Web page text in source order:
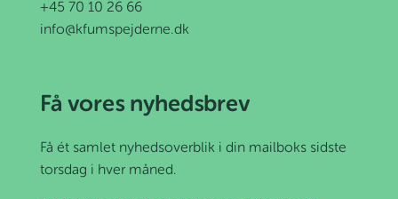
+45 70 10 26 66
info@kfumspejderne.dk
Få vores nyhedsbrev
Få ét samlet nyhedsoverblik i din mailboks sidste
torsdag i hver måned.